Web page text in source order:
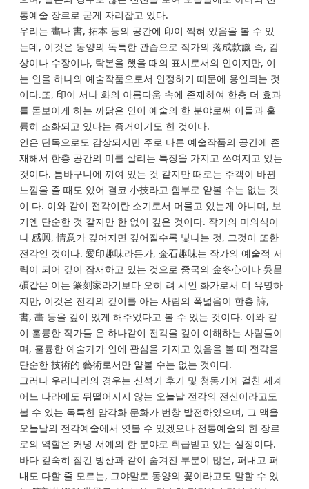
통예술 장르로 굳게 자리잡고 있다.
우리는 畵나 書, 拓本 등의 공간에 印이 찍혀 있음을 볼 수 있
는데, 이것은 동양의 독특한 관습으로 작가의 落成款識 즉, 감
상이나 수장이나, 탁본을 했을 때의 표시로서의 인이지만, 이
는 인을 하나의 예술작품으로서 인정하기 때문에 용인되는 것
이다.또, 印이 서나 화의 아름다움 속에 존재하여 한층 더 효과
를 돋보이게 하는 까닭은 인이 예술의 한 분야로써 이들과 훌
륭히 조화되고 있다는 증거이기도 한 것이다.
인은 단독으로도 감상되지만 주로 다른 예술작품의 공간에 존
재해서 한층 공간의 미를 살리는 특징을 가지고 쓰여지고 있는
것이다. 틈바구니에 끼여 있는 것 같지만 때로는 주객이 바뀐
느낌을 줄 때도 있어 결코 小技라고 함부로 얕볼 수는 없는 것
이 다. 이와 같이 전각이란 소기로서 머물고 있는게 아니며, 보
기엔 단순한 것 같지만 한 없이 깊은 것이다. 작가의 미의식이
나 感興, 情意가 깊어지면 깊어질수록 빛나는 것, 그것이 또한
전각인 것이다. 愛印趣味라든가, 金石趣味는 작가의 예술적 저
력이 되어 깊이 잠재하고 있는 것으로 중국의 金冬心이나 吳昌
碩같은 이는 篆刻家라기보다 오히 려 시인 화가로서 더 유명하
지만, 이것은 전각의 깊이를 아는 사람의 폭넓음이 한층 詩,
書, 畵 등을 깊이 있게 해주었다고 볼 수 있는 것이다. 이와 같
이 훌륭한 작가들 은 하나같이 전각을 깊이 이해하는 사람들이
며, 훌륭한 예술가가 인에 관심을 가지고 있음을 볼 때 전각을
단순한 技術的 藝術로서만 얕볼 수는 없는 것이다.
그러나 우리나라의 경우는 신석기 후기 및 청동기에 걸친 세계
어느 나라에도 뒤떨어지지 않는 오늘날 전각의 전신이라고도
볼 수 있는 독특한 암각화 문화가 번창 발전하였으며, 그 맥을
오늘날의 전각예술에서 엿볼 수 있겠으나 전통예술의 한 장르
로의 역할은 커녕 서예의 한 분야로 취급받고 있는 실정이다.
바다 깊숙히 잠긴 빙산과 같이 숨겨진 부분이 많은, 퍼내고 퍼
내도 다할 줄 모르는, 그야말로 동양의 꽃이라고도 말할 수 있